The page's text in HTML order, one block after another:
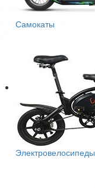
Самокаты
Электровелосипеды